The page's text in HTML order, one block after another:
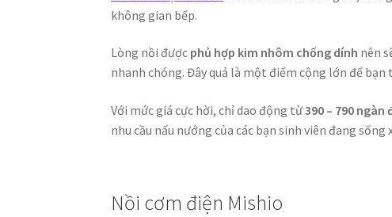
không gian bếp.
Lòng nồi được phủ hợp kim nhôm chống dính nên
nhanh chóng. Đây quả là một điểm cộng lớn để
Với mức giá cực hời, chỉ dao động từ390 – 790 ngàn
nhu cầu nấu nướng của các bạn sinh viên đang sống
Nồi cơm điện Mishio